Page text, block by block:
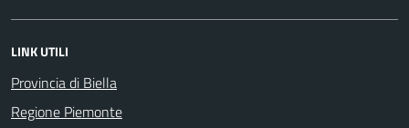
LINK UTILI
Provincia di Biella
Regione Piemonte